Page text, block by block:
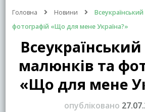
Головна Новини
фотографій «Що для мене Україна?»
малюнків та
«Що для мене
опубліковано